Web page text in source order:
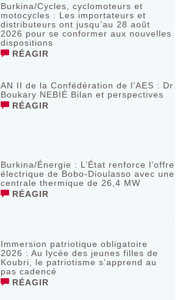
Burkina/Cycles, cyclomoteurs et
motocycles : Les importateurs et
distributeurs ont jusqu’au 28 août
2026 pour se conformer aux nouvelles
dispositions
RÉAGIR
AN II de la Confédération de l’AES : Dr
Boukary NEBIÉ Bilan et perspectives
RÉAGIR
Burkina/Énergie : L’État renforce l’offre
électrique de Bobo-Dioulasso avec une
centrale thermique de 26,4 MW
RÉAGIR
Immersion patriotique obligatoire
2026 : Au lycée des jeunes filles de
Koubri, le patriotisme s’apprend au
pas cadencé
RÉAGIR